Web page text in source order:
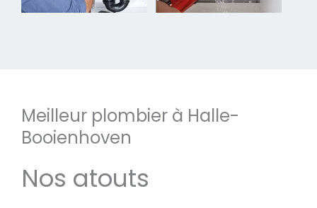
Meilleur plombier à Halle-
Booienhoven
Nos atouts